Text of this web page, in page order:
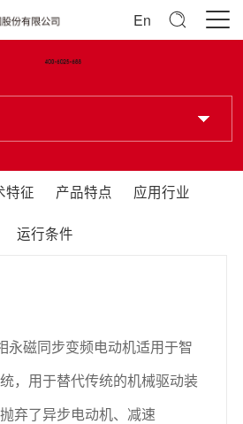
En
特征 产品特点 应用行业
运行条件
永磁同步变频电动机适用于智
，用于替代传统的机械驱动装
弃了异步电动机、减速